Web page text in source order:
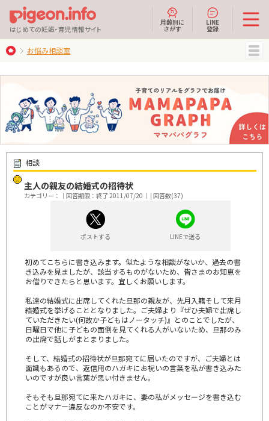
はじめての妊娠・育児情報サイト
月齢別に
さがす
LINE
登録
お悩み相談室
相談
主人の親友の結婚式の招待状
カテゴリー：｜回答期限：終了 2011/07/20｜ | 回答数(37)
ポストする LINEで送る
初めてこちらに書き込みます。似たような相談がないか、過去の書
き込みを見ましたが、該当するものがないため、皆さまのお知恵を
お借りできたらと思います。宜しくお願いします。
私達の結婚式に出席してくれた旦那の親友が、先月入籍そして来月
結婚式を挙げることとなりました。ご夫婦より『ぜひ夫婦で出席し
ていただきたい(何故か子どもはノータッチ)』とのことでしたが、
日曜日で他に子どもの面倒を見てくれる人がいないため、旦那のみ
の出席で話しがまとまりました。
そして、結婚式の招待状が旦那宛てに届いたのですが、ご夫婦とは
面識もあるので、返信用のハガキにお祝いの言葉を私が書き込みた
いのですが良い言葉が思い付きません。
そもそも旦那宛てに来たハガキに、妻の私がメッセージを書き込む
ことがマナー違反なのか不安です。